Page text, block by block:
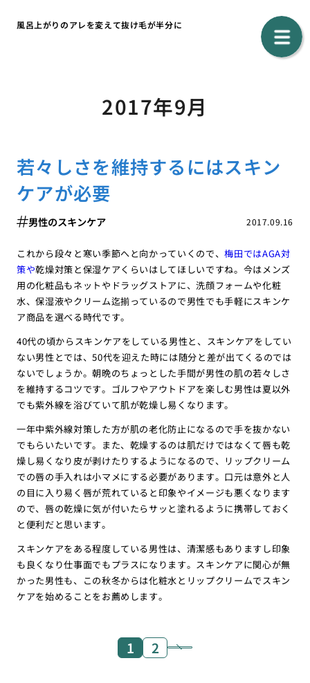
風呂上がりのアレを変えて抜け毛が半分に
2017年9月
若々しさを維持するにはスキン
ケアが必要
2017.09.16
男性のスキンケア
これから段々と寒い季節へと向かっていくので、梅田ではAGA対
策や乾燥対策と保湿ケアくらいはしてほしいですね。今はメンズ
用の化粧品もネットやドラッグストアに、洗顔フォームや化粧
水、保湿液やクリーム迄揃っているので男性でも手軽にスキンケ
ア商品を選べる時代です。
40代の頃からスキンケアをしている男性と、スキンケアをしてい
ない男性とでは、50代を迎えた時には随分と差が出てくるのでは
ないでしょうか。朝晩のちょっとした手間が男性の肌の若々しさ
を維持するコツです。ゴルフやアウトドアを楽しむ男性は夏以外
でも紫外線を浴びていて肌が乾燥し易くなります。
一年中紫外線対策した方が肌の老化防止になるので手を抜かない
でもらいたいです。また、乾燥するのは肌だけではなくて唇も乾
燥し易くなり皮が剥けたりするようになるので、リップクリーム
での唇の手入れは小マメにする必要があります。口元は意外と人
の目に入り易く唇が荒れていると印象やイメージも悪くなります
ので、唇の乾燥に気が付いたらサッと塗れるように携帯しておく
と便利だと思います。
スキンケアをある程度している男性は、清潔感もありますし印象
も良くなり仕事面でもプラスになります。スキンケアに関心が無
かった男性も、この秋冬からは化粧水とリップクリームでスキン
ケアを始めることをお薦めします。
1 2